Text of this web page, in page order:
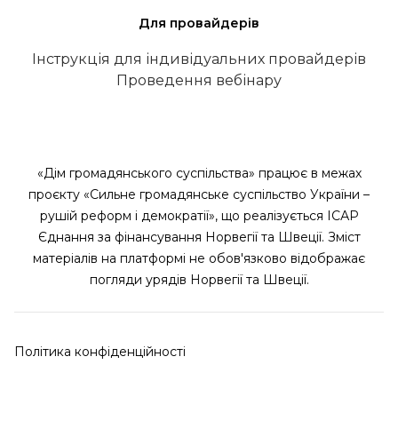
Для провайдерів
Інструкція для індивідуальних провайдерів
Проведення вебінару
«Дім громадянського суспільства» працює в межах
проєкту «Сильне громадянське суспільство України –
рушій реформ і демократії», що реалізується ІСАР
Єднання за фінансування Норвегії та Швеції. Зміст
матеріалів на платформі не обов'язково відображає
погляди урядів Норвегії та Швеції.
Політика конфіденційності